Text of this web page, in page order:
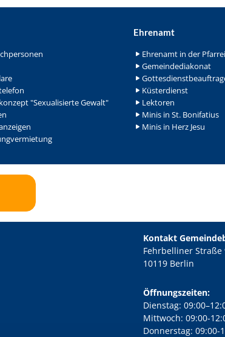
"Sexualisierte Gewalt"
Ehrenamt
Ehrenamt in der Pfarrei
Gemeindediakonat
Küsterdienst
Lektoren
Minis in St. Bonifatius
Minis in Herz Jesu
Kontakt
Fehrbelliner Straße
10119 Berlin
Öffnungszeiten:
Dienstag:
Mittwoch: 09:00-
Donnerstag: 09:00-